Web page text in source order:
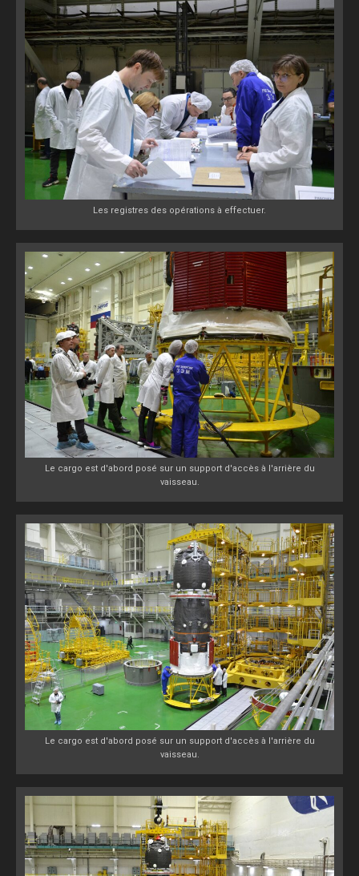
Les registres des opérations à effectuer.
Le cargo est d'abord posé sur un support d'accès à l'arrière du
vaisseau.
Le cargo est d'abord posé sur un support d'accès à l'arrière du
vaisseau.